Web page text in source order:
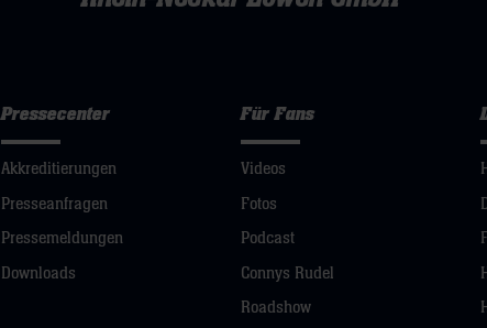
Pressecenter
Akkreditierungen
Presseanfragen
Pressemeldungen
Downloads
Für Fans
Videos
Fotos
Podcast
Connys Rudel
Roadshow